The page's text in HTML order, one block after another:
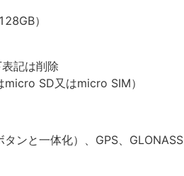
）
記は削除
micro SD又はmicro SIM）
ンと一体化）、GPS、GLONASS